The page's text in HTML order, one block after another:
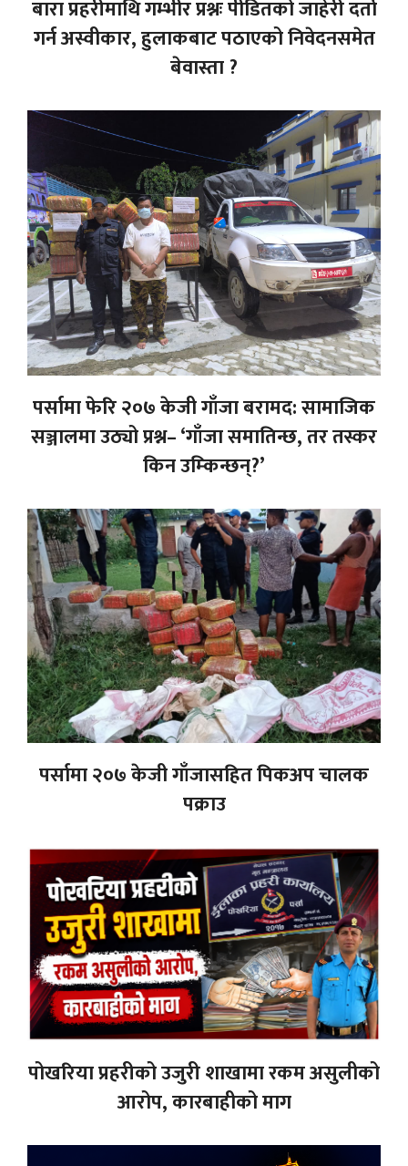
बारा प्रहरीमाथि गम्भीर प्रश्नः पीडितको जाहेरी दर्ता
गर्न अस्वीकार, हुलाकबाट पठाएको निवेदनसमेत
बेवास्ता ?
पर्सामा फेरि २०७ केजी गाँजा बरामद: सामाजिक
सञ्जालमा उठ्यो प्रश्न– ‘गाँजा समातिन्छ, तर तस्कर
किन उम्किन्छन्?’
पर्सामा २०७ केजी गाँजासहित पिकअप चालक
पक्राउ
पोखरिया प्रहरीको उजुरी शाखामा रकम असुलीको
आरोप, कारबाहीको माग